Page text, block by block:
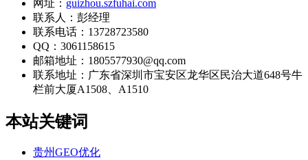
网址： guizhou.szfuhai.com
联系人：彭经理
联系电话：13728723580
QQ：3061158615
邮箱地址：1805577930@qq.com
联系地址： 广东省深圳市宝安区龙华区民治大道648号牛
栏前大厦A1508、A1510
本站关键词
贵州GEO优化